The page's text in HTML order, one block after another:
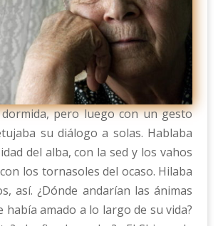
pero luego con un gesto
su diálogo a solas. Hablaba
del alba, con la sed y los vahos
los tornasoles del ocaso. Hilaba
así. ¿Dónde andarían las ánimas
había amado a lo largo de su vida?